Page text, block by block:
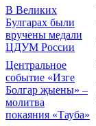
В Великих
Булгарах были
вручены медали
ЦДУМ России
Центральное
событие «Изге
Болгар җыены» –
молитва
покаяния «Тауба»